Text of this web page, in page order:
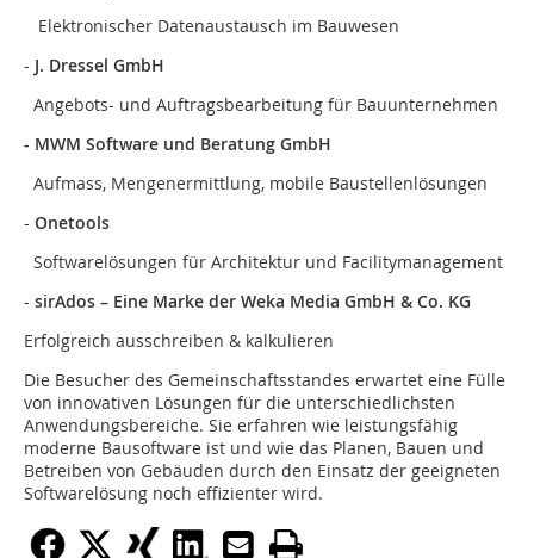
Elektronischer Datenaustausch im Bauwesen
- J. Dressel GmbH
Angebots- und Auftragsbearbeitung für Bauunternehmen
- MWM Software und Beratung GmbH
Aufmass, Mengenermittlung, mobile Baustellenlösungen
- Onetools
Softwarelösungen für Architektur und Facilitymanagement
- sirAdos – Eine Marke der Weka Media GmbH & Co. KG
Erfolgreich ausschreiben & kalkulieren
Die Besucher des Gemeinschaftsstandes erwartet eine Fülle
von innovativen Lösungen für die unterschiedlichsten
Anwendungsbereiche. Sie erfahren wie leistungsfähig
moderne Bausoftware ist und wie das Planen, Bauen und
Betreiben von Gebäuden durch den Einsatz der geeigneten
Softwarelösung noch effizienter wird.